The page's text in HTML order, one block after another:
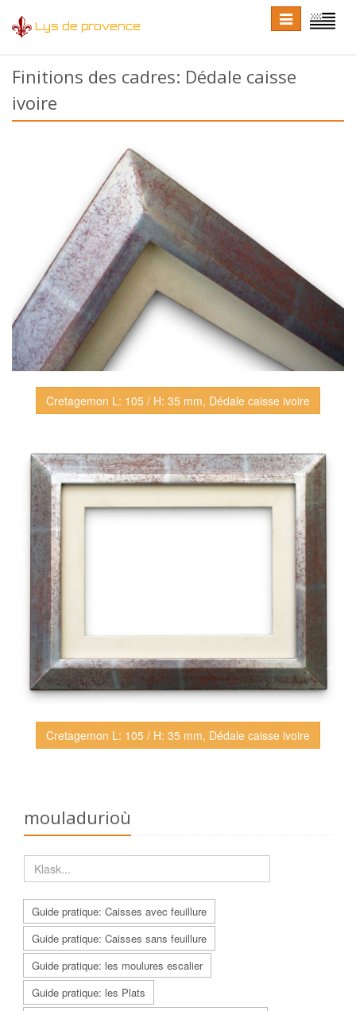
Lys de provence
Toggle
language
Toggle
navigation
Finitions des cadres: Dédale caisse
ivoire
Cretagemon L: 105 / H: 35 mm, Dédale caisse ivoire
Cretagemon L: 105 / H: 35 mm, Dédale caisse ivoire
mouladurioù
Guide pratique: Caisses avec feuillure
Guide pratique: Caisses sans feuillure
Guide pratique: les moulures escalier
Guide pratique: les Plats